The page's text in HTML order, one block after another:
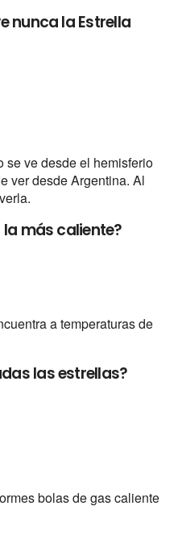
nunca la Estrella
ve desde el hemisferio
ver desde Argentina. Al
la más caliente?
a temperaturas de
las estrellas?
bolas de gas caliente